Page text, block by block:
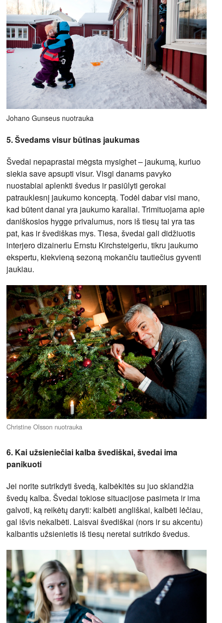
Johano Gunseus nuotrauka
5. Švedams visur būtinas jaukumas
Švedai nepaprastai mėgsta mysighet – jaukumą, kuriuo
siekia save apsupti visur. Visgi danams pavyko
nuostabiai aplenkti švedus ir pasiūlyti gerokai
patrauklesnį jaukumo konceptą. Todėl dabar visi mano,
kad būtent danai yra jaukumo karaliai. Trimituojama apie
daniškosios hygge privalumus, nors iš tiesų tai yra tas
pat, kas ir švediškas mys. Tiesa, švedai gali didžiuotis
interjero dizaineriu Ernstu Kirchsteigeriu, tikru jaukumo
ekspertu, kiekvieną sezoną mokančiu tautiečius gyventi
jaukiau.
Christine Olsson nuotrauka
6. Kai užsieniečiai kalba švediškai, švedai ima
panikuoti
Jei norite sutrikdyti švedą, kalbėkitės su juo sklandžia
švedų kalba. Švedai tokiose situacijose pasimeta ir ima
galvoti, ką reikėtų daryti: kalbėti angliškai, kalbėti lėčiau,
gal išvis nekalbėti. Laisvai švediškai (nors ir su akcentu)
kalbantis užsienietis iš tiesų neretai sutrikdo švedus.